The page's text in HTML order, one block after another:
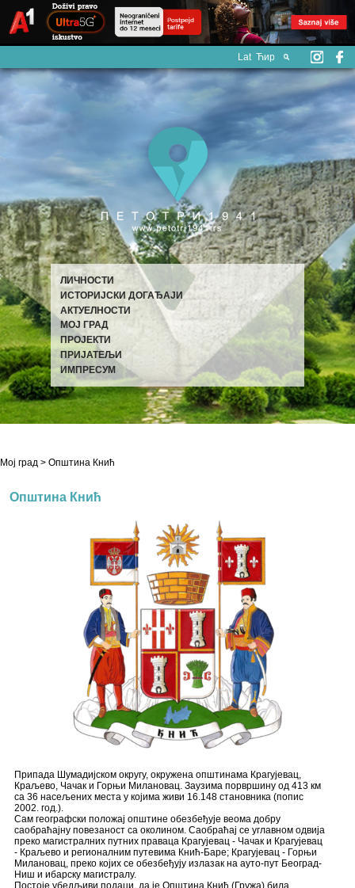
Lat Ћир
ЛИЧНОСТИ
ИСТОРИЈСКИ ДОГАЂАЈИ
АКТУЕЛНОСТИ
МОЈ ГРАД
ПРОЈЕКТИ
ПРИЈАТЕЉИ
ИМПРЕСУМ
Мој град > Општина Кнић
Општина Кнић
Припада Шумадијском округу, окружена општинама Крагујевац,
Краљево, Чачак и Горњи Милановац. Заузима порвршину од 413 км
са 36 насељених места у којима живи 16.148 становника (попис
2002. год.).
Сам географски положај општине обезбеђује веома добру
саобраћајну повезаност са околином. Саобраћај се углавном одвија
преко магистралних путних праваца Крагујевац - Чачак и Крагујевац
- Краљево и регионалним путевима Кнић-Баре; Крагујевац - Горњи
Милановац, преко којих се обезбеђују излазак на ауто-пут Београд-
Ниш и ибарску магистралу.
Постоје убедљиви подаци, да је Општина Кнић (Гружа) била